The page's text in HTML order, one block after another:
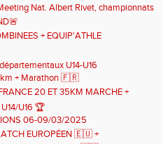
Nat. Albert Rivet, championnats
+ EQUIP'ATHLE
U14-U16
+ Marathon 🇫🇷
20 ET 35KM MARCHE +
JEUNES A LA MARCHE
U16 🏆
06-09/03/2025
EUROPÉEN 🇪🇺 +